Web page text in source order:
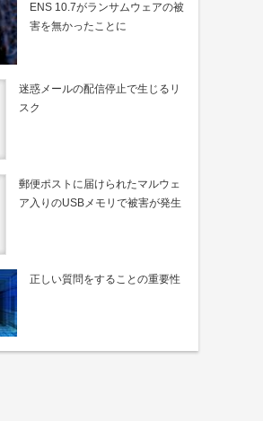
ENS 10.7がランサムウェアの被
害を無かったことに
迷惑メールの配信停止で生じるリ
スク
郵便ポストに届けられたマルウェ
ア入りのUSBメモリで被害が発生
正しい質問をすることの重要性